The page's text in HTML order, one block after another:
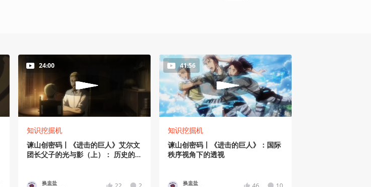
24:00
知识挖掘机
谏山创密码丨《进击的巨人》艾尔文
团长父子的光与影（上）： 历史的容
换盅盐
41:56
知识挖掘机
谏山创密码丨《进击的巨人》：国际
秩序视角下的透视
换盅盐